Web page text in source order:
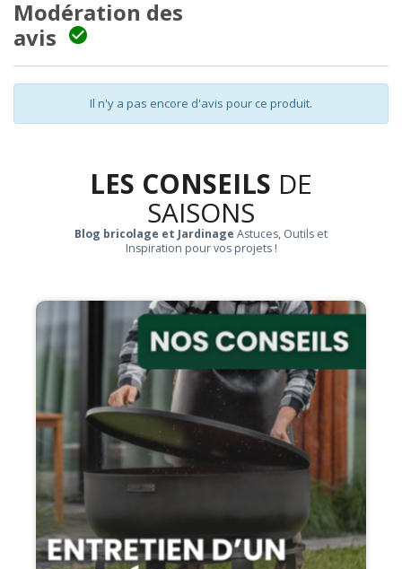
Modération des
avis

Il n'y a pas encore d'avis pour ce produit.
LES CONSEILS DE
SAISONS
Blog bricolage et Jardinage Astuces, Outils et
Inspiration pour vos projets !